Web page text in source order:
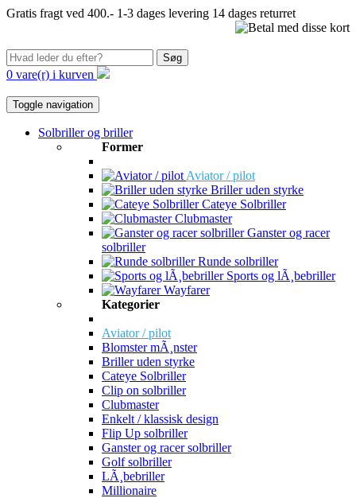
Gratis fragt ved 400.- 1-3 dages levering 14 dages returret
Søg
0 vare(r) i kurven
Toggle navigation
Solbriller og briller
Former
Aviator / pilot
Briller uden styrke
Cateye Solbriller
Clubmaster
Ganster og racer
solbriller
Runde solbriller
Sports og lÃ¸bebriller
Wayfarer
Kategorier
Aviator / pilot
Blomster mÃ¸nster
Briller uden styrke
Cateye Solbriller
Clip on solbriller
Clubmaster
Enkelt / klassisk design
Flip Up solbriller
Ganster og racer solbriller
Golf solbriller
LÃ¸bebriller
Millionaire